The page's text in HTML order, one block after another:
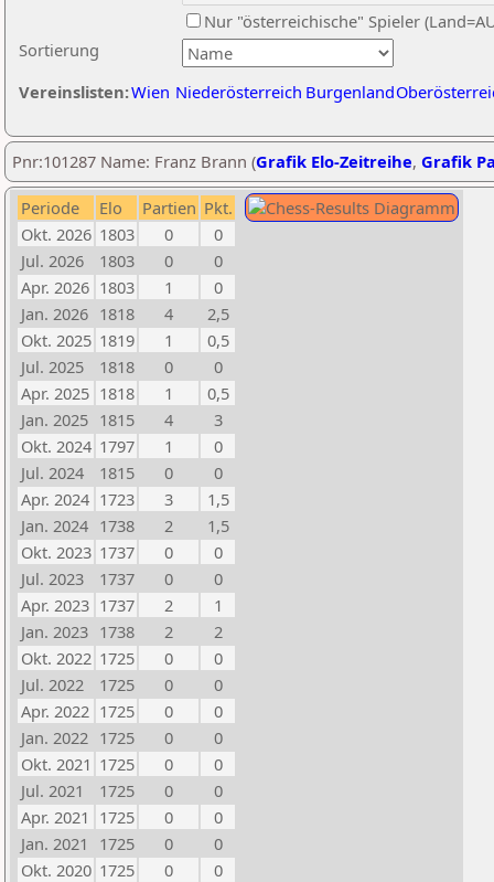
Sortierung
Nur "österreichische" Spieler
Vereinslisten:Wien Niederösterreich Burgenland
Pnr:101287 Name: Franz Brann (Grafik Elo-Zeitreihe, Grafik
Periode Elo Partien Pkt.
Okt. 2026 1803 0
0
Jul. 2026
1803 0
0
Apr. 2026 1803 1
0
Jan. 2026 1818 4
2,5
Okt. 2025 1819 1
0,5
Jul. 2025
1818 0
0
Apr. 2025 1818 1
0,5
Jan. 2025 1815 4
3
Okt. 2024 1797 1
0
Jul. 2024
1815 0
0
Apr. 2024 1723 3
1,5
Jan. 2024 1738 2
1,5
Okt. 2023 1737 0
0
Jul. 2023
1737 0
0
Apr. 2023 1737 2
1
Jan. 2023 1738 2
2
Okt. 2022 1725 0
0
Jul. 2022
1725 0
0
Apr. 2022 1725 0
0
Jan. 2022 1725 0
0
Okt. 2021 1725 0
0
Jul. 2021
1725 0
0
Apr. 2021 1725 0
0
Jan. 2021
1725 0
0
Okt. 2020 1725 0
0